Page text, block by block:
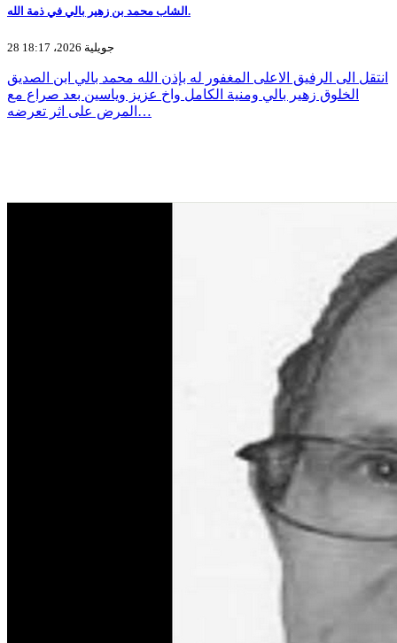
الشاب محمد بن زهير بالي في ذمة الله.
28 جويلية 2026، 18:17
انتقل الى الرفيق الاعلى المغفور له بإذن الله محمد بالي ابن الصديق
الخلوق زهير بالي ومنية الكامل واخ عزيز وياسين بعد صراع مع
المرض على اثر تعرضه…